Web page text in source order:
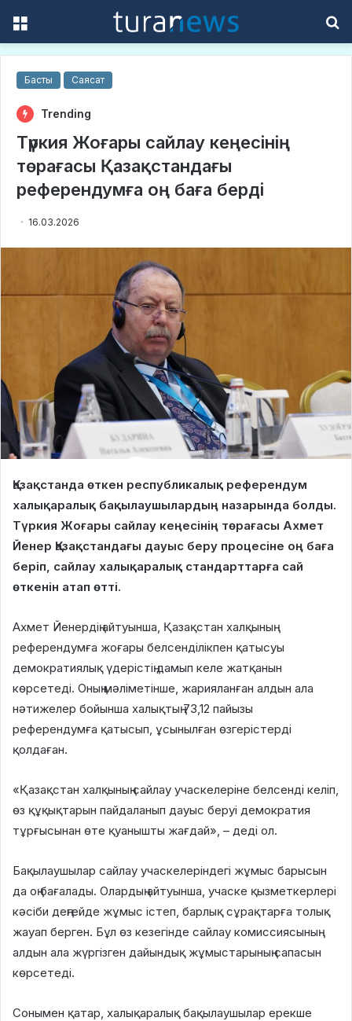
Басты Саясат
Trending
Түркия Жоғары сайлау кеңесінің
төрағасы Қазақстандағы
референдумға оң баға берді
16.03.2026
Қазақстанда өткен республикалық референдум
халықаралық бақылаушылардың назарында болды.
Түркия Жоғары сайлау кеңесінің төрағасы Ахмет
Йенер Қазақстандағы дауыс беру процесіне оң баға
беріп, сайлау халықаралық стандарттарға сай
өткенін атап өтті.
Ахмет Йенердің айтуынша, Қазақстан халқының
референдумға жоғары белсенділікпен қатысуы
демократиялық үдерістің дамып келе жатқанын
көрсетеді. Оның мәліметінше, жарияланған алдын ала
нәтижелер бойынша халықтың 73,12 пайызы
референдумға қатысып, ұсынылған өзгерістерді
қолдаған.
«Қазақстан халқының сайлау учаскелеріне белсенді келіп,
өз құқықтарын пайдаланып дауыс беруі демократия
тұрғысынан өте қуанышты жағдай», – деді ол.
Бақылаушылар сайлау учаскелеріндегі жұмыс барысын
да оң бағалады. Олардың айтуынша, учаске қызметкерлері
кәсіби деңгейде жұмыс істеп, барлық сұрақтарға толық
жауап берген. Бұл өз кезегінде сайлау комиссиясының
алдын ала жүргізген дайындық жұмыстарының сапасын
көрсетеді.
Сонымен қатар, халықаралық бақылаушылар ерекше